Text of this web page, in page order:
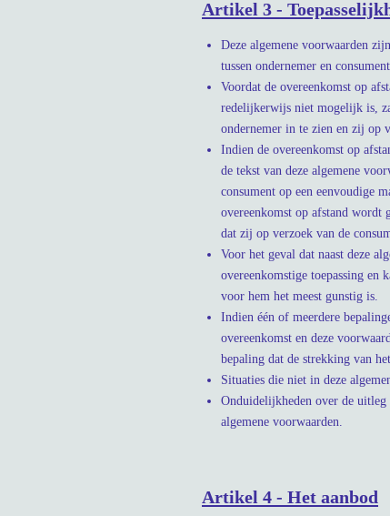
Artikel 3 -
Deze algemene voorwaarden
tussen ondernemer en
Voordat de overeenkomst op
redelijkerwijs niet mogelijk is,
ondernemer in te zien en zij op
Indien de overeenkomst op
de tekst van deze algemene
consument op een eenvoudige
overeenkomst op afstand wordt
dat zij op verzoek van de
Voor het geval dat naast deze
overeenkomstige toepassing en
voor hem het meest gunstig is.
Indien één of meerdere
overeenkomst en deze
bepaling dat de strekking van
Situaties die niet in deze
Onduidelijkheden over de uitleg
algemene voorwaarden.
Artikel 4 - Het aanbod